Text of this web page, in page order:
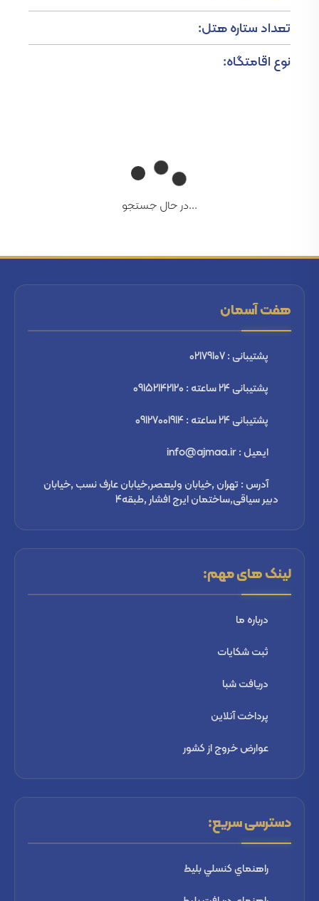
تعداد ستاره هتل:
نوع اقامتگاه:
...در حال جستجو
هفت آسمان
پشتیبانی : 02179107
پشتیبانی 24 ساعته : 09152142120
پشتیبانی 24 ساعته : 09127001914
ایمیل : info@ajmaa.ir
آدرس : تهران ,خیابان ولیعصر,خیابان عارف نسب ,خیابان
دبیر سیاقی,ساختمان ایرج افشار ,طبقه4
لینک های مهم:
درباره ما
ثبت شكايات
دریافت شبا
پرداخت آنلاین
عوارض خروج از کشور
دسترسی سریع:
راهنماي كنسلي بليط